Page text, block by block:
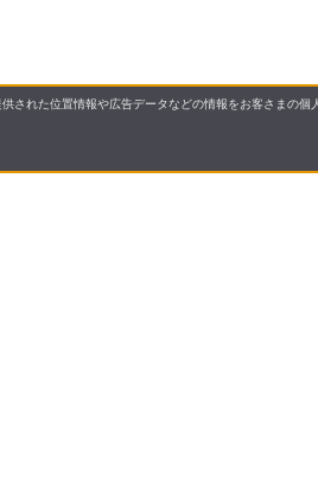
れた位置情報や広告データなどの情報をお客さまの個